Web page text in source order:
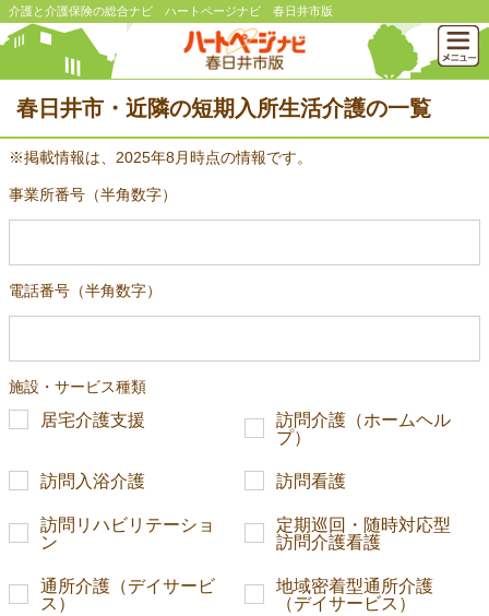
介護と介護保険の総合ナビ ハートページナビ 春日井市版
春日井市・近隣の短期入所生活介護の一覧
※掲載情報は、2025年8月時点の情報です。
事業所番号（半角数字）
電話番号（半角数字）
施設・サービス種類
居宅介護支援
訪問介護（ホームヘル
プ）
訪問入浴介護 訪問看護
訪問リハビリテーショ
ン
定期巡回・随時対応型
訪問介護看護
通所介護（デイサービ
ス）
地域密着型通所介護
（デイサービス）